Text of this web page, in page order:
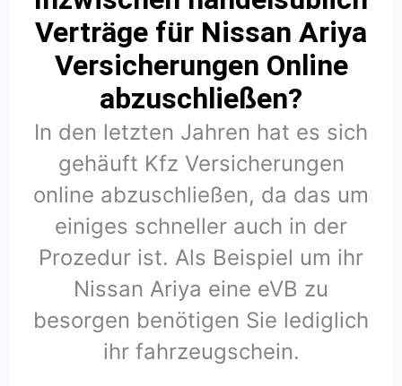
Verträge für Nissan Ariya
Versicherungen Online
abzuschließen?
In den letzten Jahren hat es sich
gehäuft Kfz Versicherungen
online abzuschließen, da das um
einiges schneller auch in der
Prozedur ist. Als Beispiel um ihr
Nissan Ariya eine eVB zu
besorgen benötigen Sie lediglich
ihr fahrzeugschein.